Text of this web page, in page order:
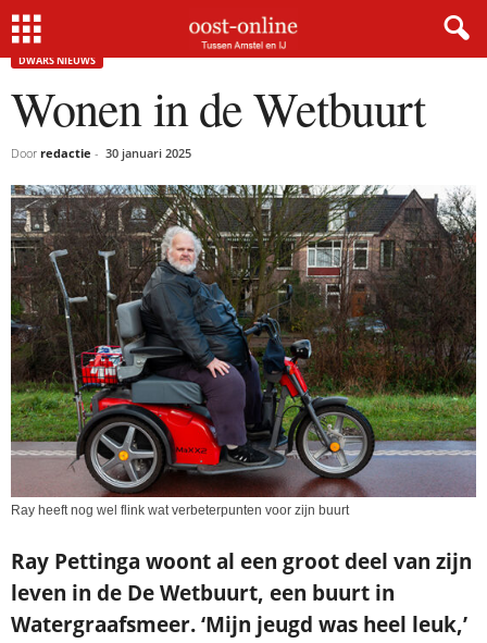
Home Wonen in de Wetbuurt
DWARS NIEUWS
Wonen in de Wetbuurt
Door redactie - 30 januari 2025
Ray heeft nog wel flink wat verbeterpunten voor zijn buurt
Ray Pettinga woont al een groot deel van zijn
leven in de De Wetbuurt, een buurt in
Watergraafsmeer. ‘Mijn jeugd was heel leuk,’